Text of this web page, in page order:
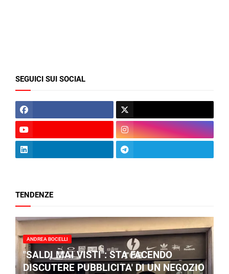
SEGUICI SUI SOCIAL
TENDENZE
ANDREA BOCELLI
"SALDI MAI VISTI": STA FACENDO
DISCUTERE PUBBLICITA' DI UN NEGOZIO